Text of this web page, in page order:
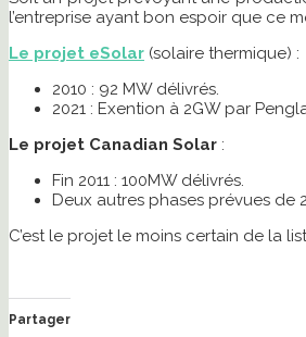
l’entreprise ayant bon espoir que ce
Le projet eSolar (solaire thermique) :
2010 : 92 MW délivrés.
2021 : Exention à 2GW par
Le projet Canadian Solar :
Fin 2011 : 100MW délivrés.
Deux autres phases prévues de
C’est le projet le moins certain de la
Partager